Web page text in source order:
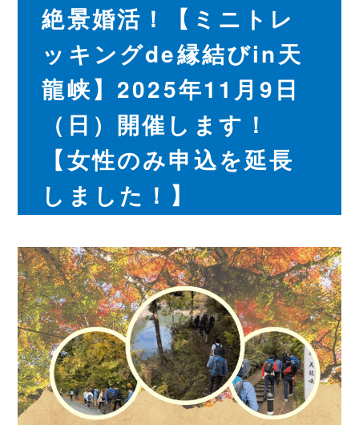
絶景婚活！【ミニトレ
ッキングde縁結びin天
龍峡】2025年11月9日
（日）開催します！
【女性のみ申込を延長
しました！】